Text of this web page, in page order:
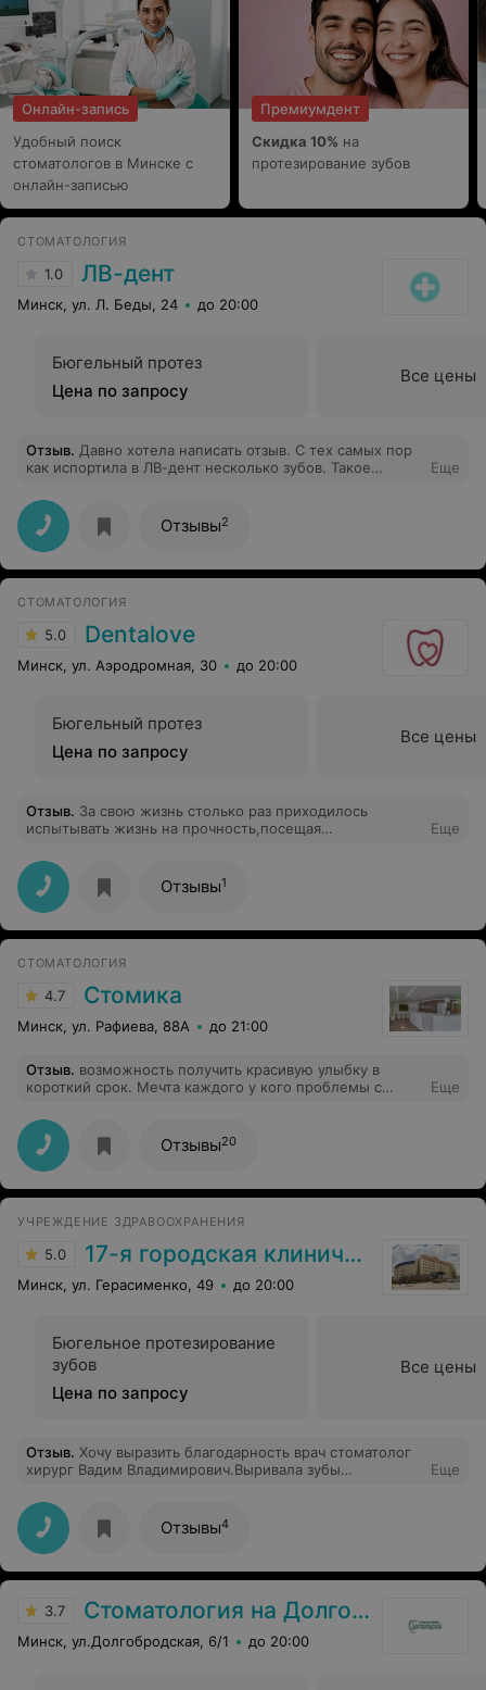
Онлайн-запись
Удобный поиск
стоматологов в Минске с
онлайн-записью
Премиумдент
Скидка 10% на
протезирование зубов
СТОМАТОЛОГИЯ
1.0 ЛВ-дент
Минск, ул. Л. Беды, 24 до 20:00
Бюгельный протез
Цена по запросу
Все цены
Отзыв. Давно хотела написать отзыв. С тех самых пор
как испортила в ЛВ-дент несколько зубов. Такое
терапевты работают под директора-ортопеда.
Еще
Отзывы2
СТОМАТОЛОГИЯ
5.0 Dentalove
Минск, ул. Аэродромная, 30 до 20:00
Бюгельный протез
Цена по запросу
Все цены
Отзыв. За свою жизнь столько раз приходилось
испытывать жизнь на прочность,посещая
вспоминать.Предварительные переживания за
испытания болей и неудобств - это как чёрная полоса
в жизни,это выкинутые из жизни невосполнимые
моменты времени. А после лечения и восстановления
зубов у Фуад Самировича я по-другому стал смотреть
рекомендую.А для тех,кто ещё не решился к нему
записаться,сообщаю ,что во время последнего своего
посещения,когда он лечил и восстанавливал зуб(23-
й),я стал засыпать с открытым ртом,ему пришлось
меня будить ,чтоб отслеживать моё состояние.А вы
(засыпающий)был на то время уже второй.
Еще
Отзывы1
СТОМАТОЛОГИЯ
4.7 Стомика
Минск, ул. Рафиева, 88А до 21:00
Отзыв. возможность получить красивую улыбку в
короткий срок. Мечта каждого у кого проблемы с
Еще
Отзывы20
УЧРЕЖДЕНИЕ ЗДРАВООХРАНЕНИЯ
5.0 17-я городская клиническая поликлиника
Минск, ул. Герасименко, 49 до 20:00
Бюгельное протезирование
зубов
Цена по запросу
Все цены
Отзыв. Хочу выразить благодарность врач стоматолог
хирург Вадим Владимирович.Выривала зубы
вежливый грамотный специалист хоть и молодой
Еще
Отзывы4
3.7 Стоматология на Долгобродской
Минск, ул.Долгобродская, 6/1 до 20:00